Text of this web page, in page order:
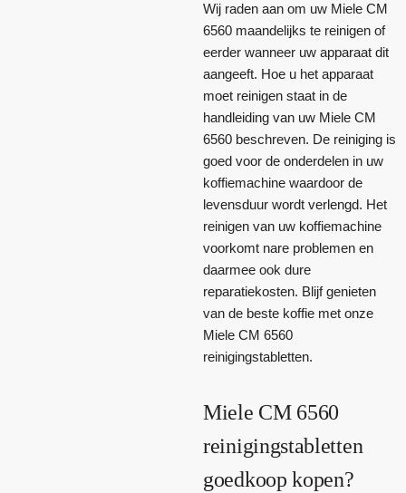
Wij raden aan om uw Miele CM
6560 maandelijks te reinigen of
eerder wanneer uw apparaat dit
aangeeft. Hoe u het apparaat
moet reinigen staat in de
handleiding van uw Miele CM
6560 beschreven. De reiniging is
goed voor de onderdelen in uw
koffiemachine waardoor de
levensduur wordt verlengd. Het
reinigen van uw koffiemachine
voorkomt nare problemen en
daarmee ook dure
reparatiekosten. Blijf genieten
van de beste koffie met onze
Miele CM 6560
reinigingstabletten.
Miele CM 6560
reinigingstabletten
goedkoop kopen?